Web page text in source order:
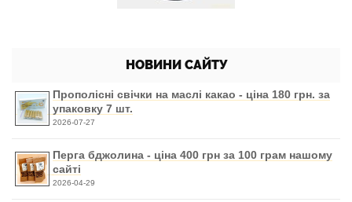
НОВИНИ САЙТУ
Прополісні свічки на маслі какао - ціна 180 грн. за
упаковку 7 шт.
2026-07-27
Перга бджолина - ціна 400 грн за 100 грам нашому
сайті
2026-04-29